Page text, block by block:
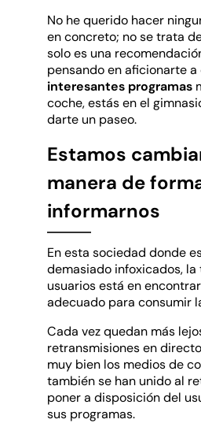
No he querido hacer
en concreto; no se trata
solo es una
pensando en aficionarte a
interesantes programas
coche, estás en el
darte un paseo.
Estamos
manera de
informarnos
En esta sociedad donde
demasiado infoxicados,
usuarios está en
adecuado para consumir
Cada vez quedan más
retransmisiones en
muy bien los medios de
también se han unido al
poner a disposición del
sus programas.